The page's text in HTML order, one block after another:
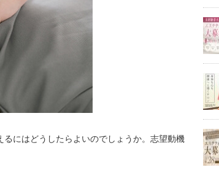
にはどうしたらよいのでしょうか。志望動機